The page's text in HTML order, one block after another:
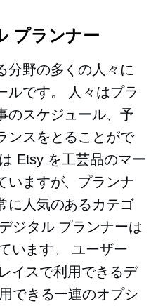
プランナー
分野の多くの人々に
ルです。 人々はプラ
のスケジュール、予
ンスをとることがで
Etsy を工芸品のマー
いますが、プランナ
に人気のあるカテゴ
ジタル プランナーは
います。 ユーザー
イスで利用できるデ
できる一連のオプシ